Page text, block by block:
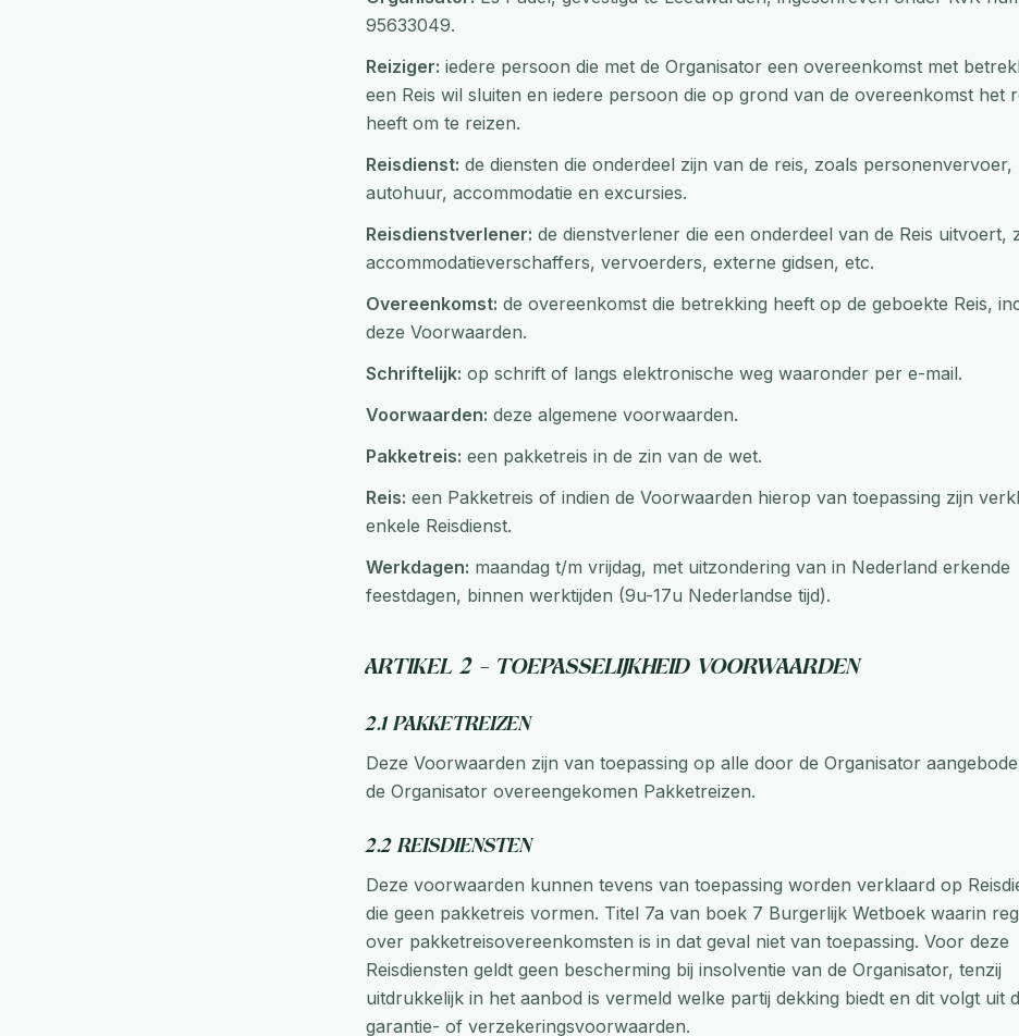
95633049.
Reiziger: iedere persoon die met de Organisator een overeenkomst met
een Reis wil sluiten en iedere persoon die op grond van de overeenkomst het
heeft om te reizen.
Reisdienst: de diensten die onderdeel zijn van de reis, zoals personenvervoer,
autohuur, accommodatie en excursies.
Reisdienstverlener: de dienstverlener die een onderdeel van de Reis uitvoert,
accommodatieverschaffers, vervoerders, externe gidsen, etc.
Overeenkomst: de overeenkomst die betrekking heeft op de geboekte Reis,
deze Voorwaarden.
Schriftelijk: op schrift of langs elektronische weg waaronder per e-mail.
Voorwaarden: deze algemene voorwaarden.
Pakketreis: een pakketreis in de zin van de wet.
Reis: een Pakketreis of indien de Voorwaarden hierop van toepassing zijn
enkele Reisdienst.
Werkdagen: maandag t/m vrijdag, met uitzondering van in Nederland erkende
feestdagen, binnen werktijden (9u-17u Nederlandse tijd).
Artikel 2 – Toepasselijkheid voorwaarden
2.1 Pakketreizen
Deze Voorwaarden zijn van toepassing op alle door de Organisator
de Organisator overeengekomen Pakketreizen.
2.2 Reisdiensten
Deze voorwaarden kunnen tevens van toepassing worden verklaard op
die geen pakketreis vormen. Titel 7a van boek 7 Burgerlijk Wetboek waarin
over pakketreisovereenkomsten is in dat geval niet van toepassing. Voor deze
Reisdiensten geldt geen bescherming bij insolventie van de Organisator, tenzij
uitdrukkelijk in het aanbod is vermeld welke partij dekking biedt en dit volgt uit
garantie- of verzekeringsvoorwaarden.